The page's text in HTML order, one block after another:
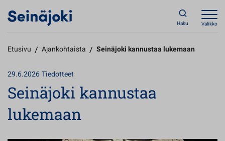
Haku Valikko
Etusivu / Ajankohtaista / Seinäjoki kannustaa lukemaan
29.6.2026Tiedotteet
Seinäjoki kannustaa
lukemaan